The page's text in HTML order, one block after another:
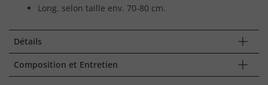
Long. selon taille env. 70-80 cm.
Détails
Composition et Entretien